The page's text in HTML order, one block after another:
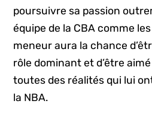
poursuivre sa passion
équipe de la CBA comme
meneur aura la chance
rôle dominant et d’être
toutes des réalités qui lui
la NBA.